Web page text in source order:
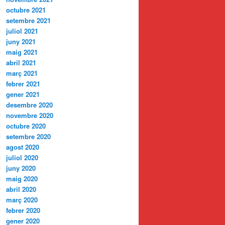
octubre 2021
setembre 2021
juliol 2021
juny 2021
maig 2021
abril 2021
març 2021
febrer 2021
gener 2021
desembre 2020
novembre 2020
octubre 2020
setembre 2020
agost 2020
juliol 2020
juny 2020
maig 2020
abril 2020
març 2020
febrer 2020
gener 2020